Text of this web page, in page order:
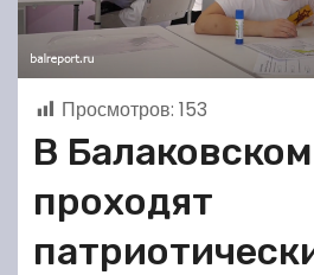
Просмотров: 153
В
проходят